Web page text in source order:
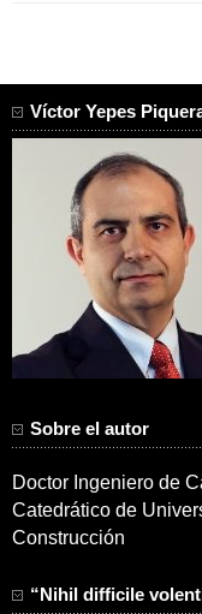
Víctor Yepes
Sobre el autor
Doctor Ingeniero de
Catedrático de
Construcción
“Nihil difficile